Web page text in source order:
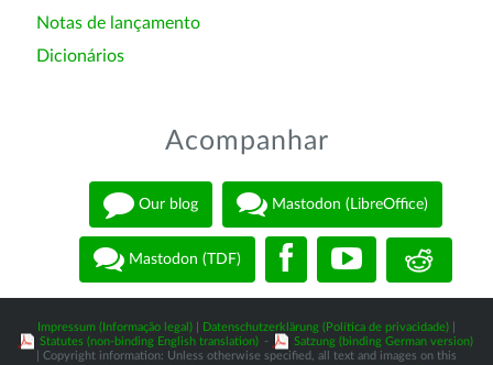
Notas de lançamento
Dicionários
Acompanhar
Our blog Mastodon (LibreOffice)
Mastodon (TDF)
Impressum (Informação legal) Datenschutzerklärung (Política de privacidade)
Statutes (non-binding English translation) -
Satzung (binding German version)
| Copyright information: Unless otherwise specified, all text and images on this